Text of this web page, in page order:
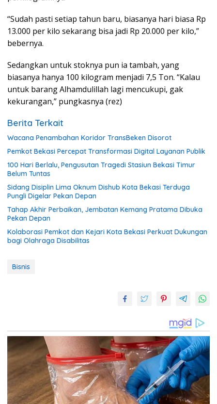
“Sudah pasti setiap tahun baru, biasanya hari biasa Rp
13.000 per kilo sekarang bisa jadi Rp 20.000 per kilo,”
bebernya.
Sedangkan untuk stoknya pun ia tambah, yang
biasanya hanya 100 kilogram menjadi 7,5 Ton. “Kalau
untuk barang Alhamdulillah lagi mencukupi, gak
kekurangan,” pungkasnya (rez)
Berita Terkait
Wacana Penambahan Koridor TransBeken Disorot
Pemkot Bekasi Percepat Transformasi Digital Layanan Publik
100 Hari Berlalu, Pengusutan Tragedi Stasiun Bekasi Timur
Belum Tuntas
Sidang Disiplin Lima Oknum Dishub Kota Bekasi Terduga
Pungli Digelar Pekan Depan
Tahap Akhir Perbaikan, Jembatan Kemang Pratama Dibuka
Pekan Depan
Kolaborasi Pemkot dan Kejari Kota Bekasi Perkuat Dukungan
bagi Olahraga Disabilitas
Bisnis